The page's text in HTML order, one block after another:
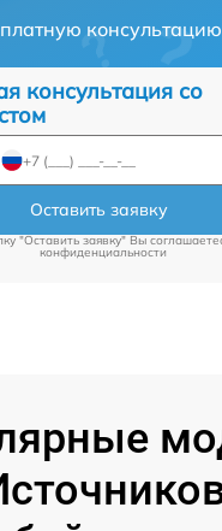
консультацию
консультация со
Оставить заявку
"Оставить заявку" Вы
конфиденциальности